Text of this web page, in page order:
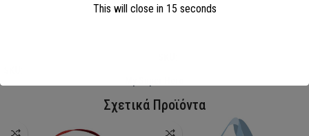
Σχετικά Προϊόντα
This will close in 15 seconds